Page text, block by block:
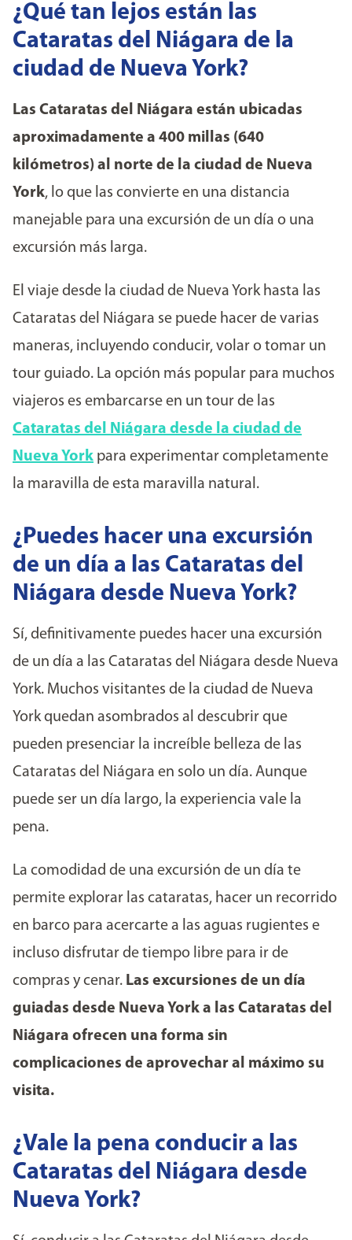
¿Qué tan lejos están las
Cataratas del Niágara de la
ciudad de Nueva York?
Las Cataratas del Niágara están ubicadas
aproximadamente a 400 millas (640
kilómetros) al norte de la ciudad de Nueva
York, lo que las convierte en una distancia
manejable para una excursión de un día o una
excursión más larga.
El viaje desde la ciudad de Nueva York hasta las
Cataratas del Niágara se puede hacer de varias
maneras, incluyendo conducir, volar o tomar un
tour guiado. La opción más popular para muchos
viajeros es embarcarse en un tour de las
Cataratas del Niágara desde la ciudad de
Nueva York para experimentar completamente
la maravilla de esta maravilla natural.
¿Puedes hacer una excursión
de un día a las Cataratas del
Niágara desde Nueva York?
Sí, definitivamente puedes hacer una excursión
de un día a las Cataratas del Niágara desde Nueva
York. Muchos visitantes de la ciudad de Nueva
York quedan asombrados al descubrir que
pueden presenciar la increíble belleza de las
Cataratas del Niágara en solo un día. Aunque
puede ser un día largo, la experiencia vale la
pena.
La comodidad de una excursión de un día te
permite explorar las cataratas, hacer un recorrido
en barco para acercarte a las aguas rugientes e
incluso disfrutar de tiempo libre para ir de
compras y cenar. Las excursiones de un día
guiadas desde Nueva York a las Cataratas del
Niágara ofrecen una forma sin
complicaciones de aprovechar al máximo su
visita.
¿Vale la pena conducir a las
Cataratas del Niágara desde
Nueva York?